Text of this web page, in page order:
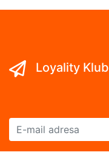
Loyality Klub
E-mail adresa